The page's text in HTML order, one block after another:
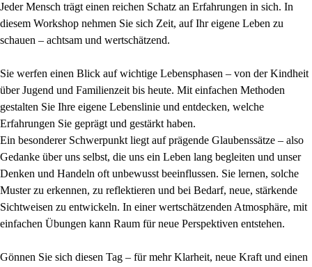
Jeder Mensch trägt einen reichen Schatz an Erfahrungen in sich. In
diesem Workshop nehmen Sie sich Zeit, auf Ihr eigene Leben zu
schauen – achtsam und wertschätzend.
Sie werfen einen Blick auf wichtige Lebensphasen – von der Kindheit
über Jugend und Familienzeit bis heute. Mit einfachen Methoden
gestalten Sie Ihre eigene Lebenslinie und entdecken, welche
Erfahrungen Sie geprägt und gestärkt haben.
Ein besonderer Schwerpunkt liegt auf prägende Glaubenssätze – also
Gedanke über uns selbst, die uns ein Leben lang begleiten und unser
Denken und Handeln oft unbewusst beeinflussen. Sie lernen, solche
Muster zu erkennen, zu reflektieren und bei Bedarf, neue, stärkende
Sichtweisen zu entwickeln. In einer wertschätzenden Atmosphäre, mit
einfachen Übungen kann Raum für neue Perspektiven entstehen.
Gönnen Sie sich diesen Tag – für mehr Klarheit, neue Kraft und einen